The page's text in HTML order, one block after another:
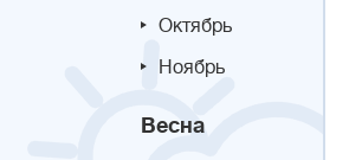
Октябрь
Ноябрь
Весна